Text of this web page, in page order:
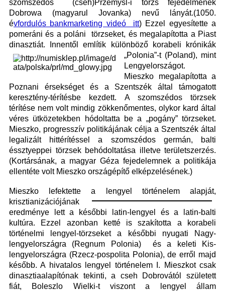
szomszédos (cseh)Przemysl-i törzs fejedelmének
Dobrowa (magyarul Jovanka) nevű lányát.(1050.
évfordulós bankmarketing videó itt) Ezzel egyesítette a
pomeráni és a poláni törzseket, és megalapította a Piast
dinasztiát. Innentől említik különböző korabeli krónikák
„Polonia”-t (Poland), mint
Lengyelországot.
Mieszko megalapította a
Poznani érsekséget és a Szentszék által támogatott
keresztény-térítésbe kezdett. A szomszédos törzsek
térítése nem volt mindig zökkenőmentes, olykor kard által
véres ütközetekben hódoltatta be a „pogány” törzseket.
Mieszko, progresszív politikájának célja a Szentszék által
legalizált hittérítéssel a szomszédos germán, balti
éssztyeppei törzsek behódoltatása illetve területszerzés.
(Kortársának, a magyar Géza fejedelemnek a politikája
ellentéte volt Mieszko országépítő elképzelésének.)
Mieszko lefektette a lengyel történelem alapját,
krisztianizációjának
eredménye lett a későbbi latin-lengyel és a latin-balti
kultúra. Ezzel azonban ketté is szakította a korabeli
történelmi lengyel-törzseket a későbbi nyugati Nagy-
lengyelországra (Regnum Polonia) és a keleti Kis-
lengyelországra (Rzecz-pospolita Polonia), de erről majd
később. A hivatalos lengyel történelem I. Mieszkot csak
dinasztiaalapítónak tekinti, a cseh Dobrovától született
fiát, Boleszlo Wielki-t viszont a lengyel állam